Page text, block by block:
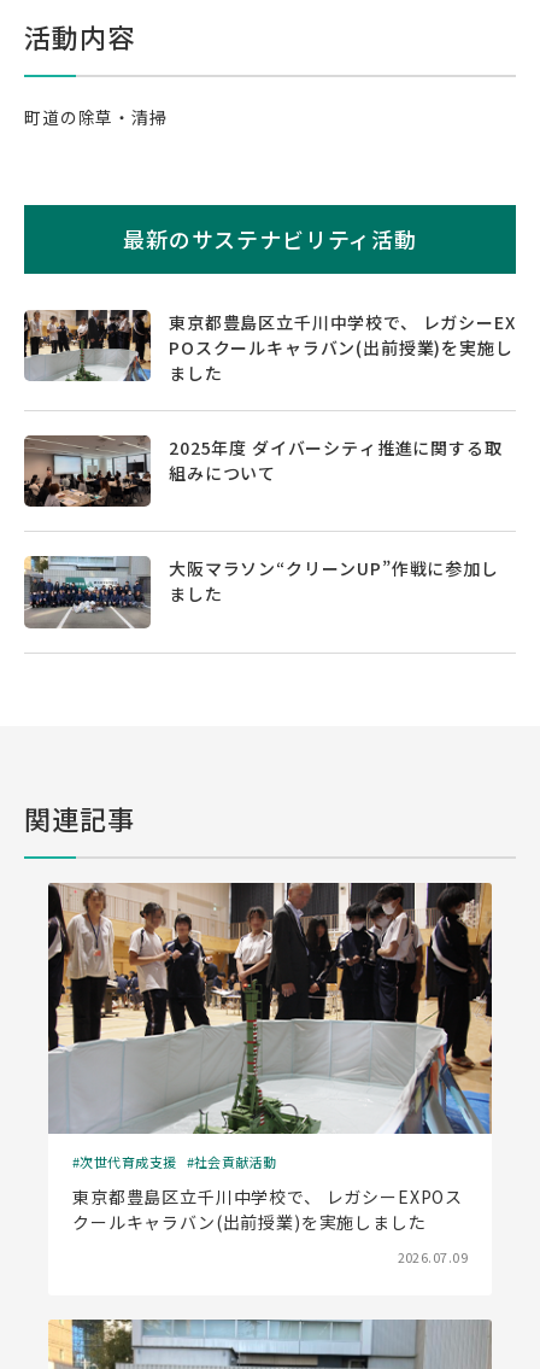
活動内容
町道の除草・清掃
最新のサステナビリティ活動
東京都豊島区立千川中学校で、 レガシーEX
POスクールキャラバン(出前授業)を実施し
ました
2025年度 ダイバーシティ推進に関する取
組みについて
大阪マラソン“クリーンUP”作戦に参加し
ました
関連記事
次世代育成支援 社会貢献活動
東京都豊島区立千川中学校で、 レガシーEXPOス
クールキャラバン(出前授業)を実施しました
2026.07.09